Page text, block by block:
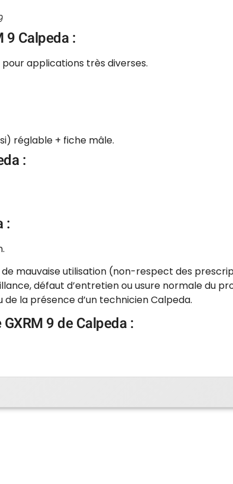
9 Calpeda :
applications très diverses.
réglable + fiche mâle.
:
:
mauvaise utilisation (non-respect des
défaut d’entretien ou usure normale du
la présence d’un technicien Calpeda.
9 de Calpeda :